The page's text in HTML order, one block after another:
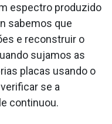
espectro produzido
sabemos que
e reconstruir o
sujamos as
placas usando o
se a
continuou.